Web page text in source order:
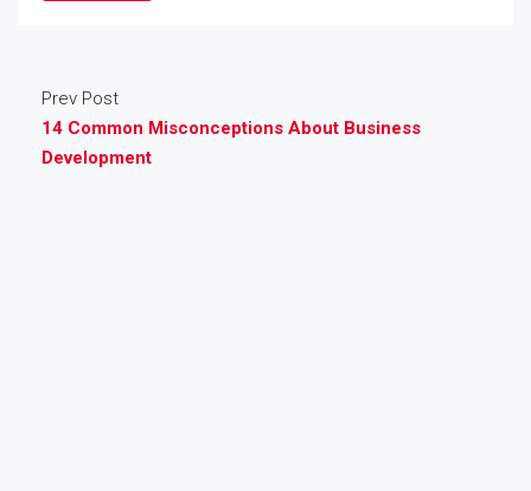
Prev Post
14 Common Misconceptions About Business
Development